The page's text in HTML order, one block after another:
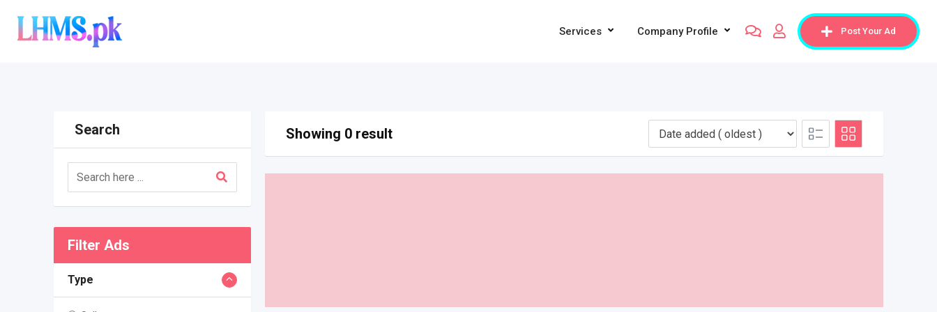
content
Post Your Ad
Services Company Profile
Search
Filter Ads
Type
Showing 0 result